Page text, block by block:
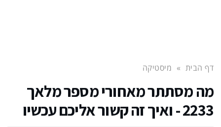
דף הבית » מיסטיקה
מה מסתתר מאחורי מספר מלאך
2233 - ואיך זה קשור אליכם עכשיו